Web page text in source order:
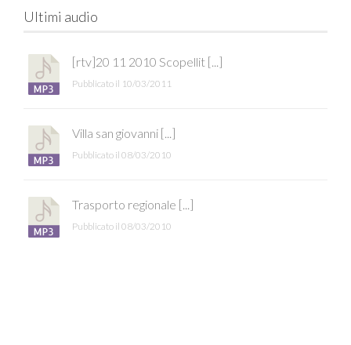
Ultimi audio
[rtv]20 11 2010 Scopellit [...]
Pubblicato il 10/03/2011
Villa san giovanni [...]
Pubblicato il 08/03/2010
Trasporto regionale [...]
Pubblicato il 08/03/2010